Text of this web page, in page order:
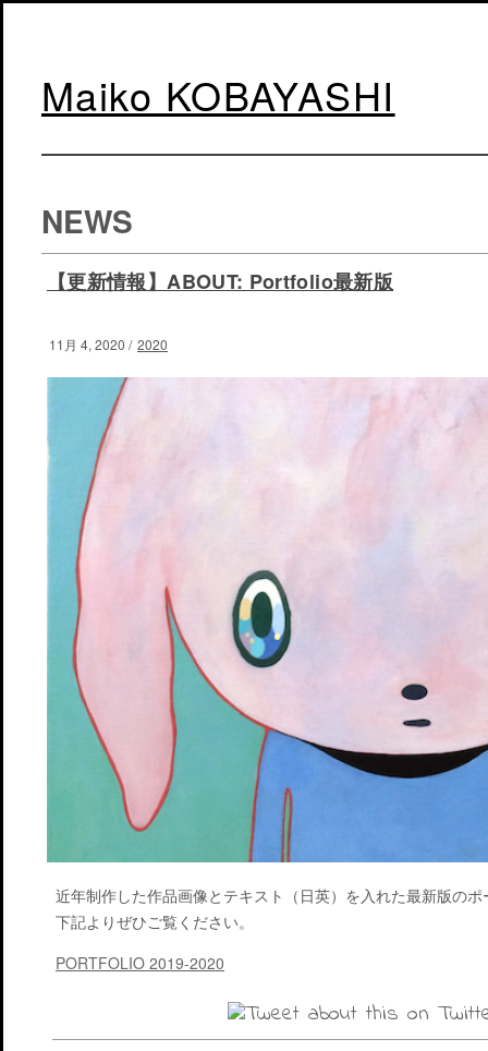
Maiko KOBAYASHI
NEWS
【更新情報】ABOUT: Portfolio最新版
11月 4, 2020 / 2020
近年制作した作品画像とテキスト（日英）を入れた最新版の
下記よりぜひご覧ください。
PORTFOLIO 2019-2020